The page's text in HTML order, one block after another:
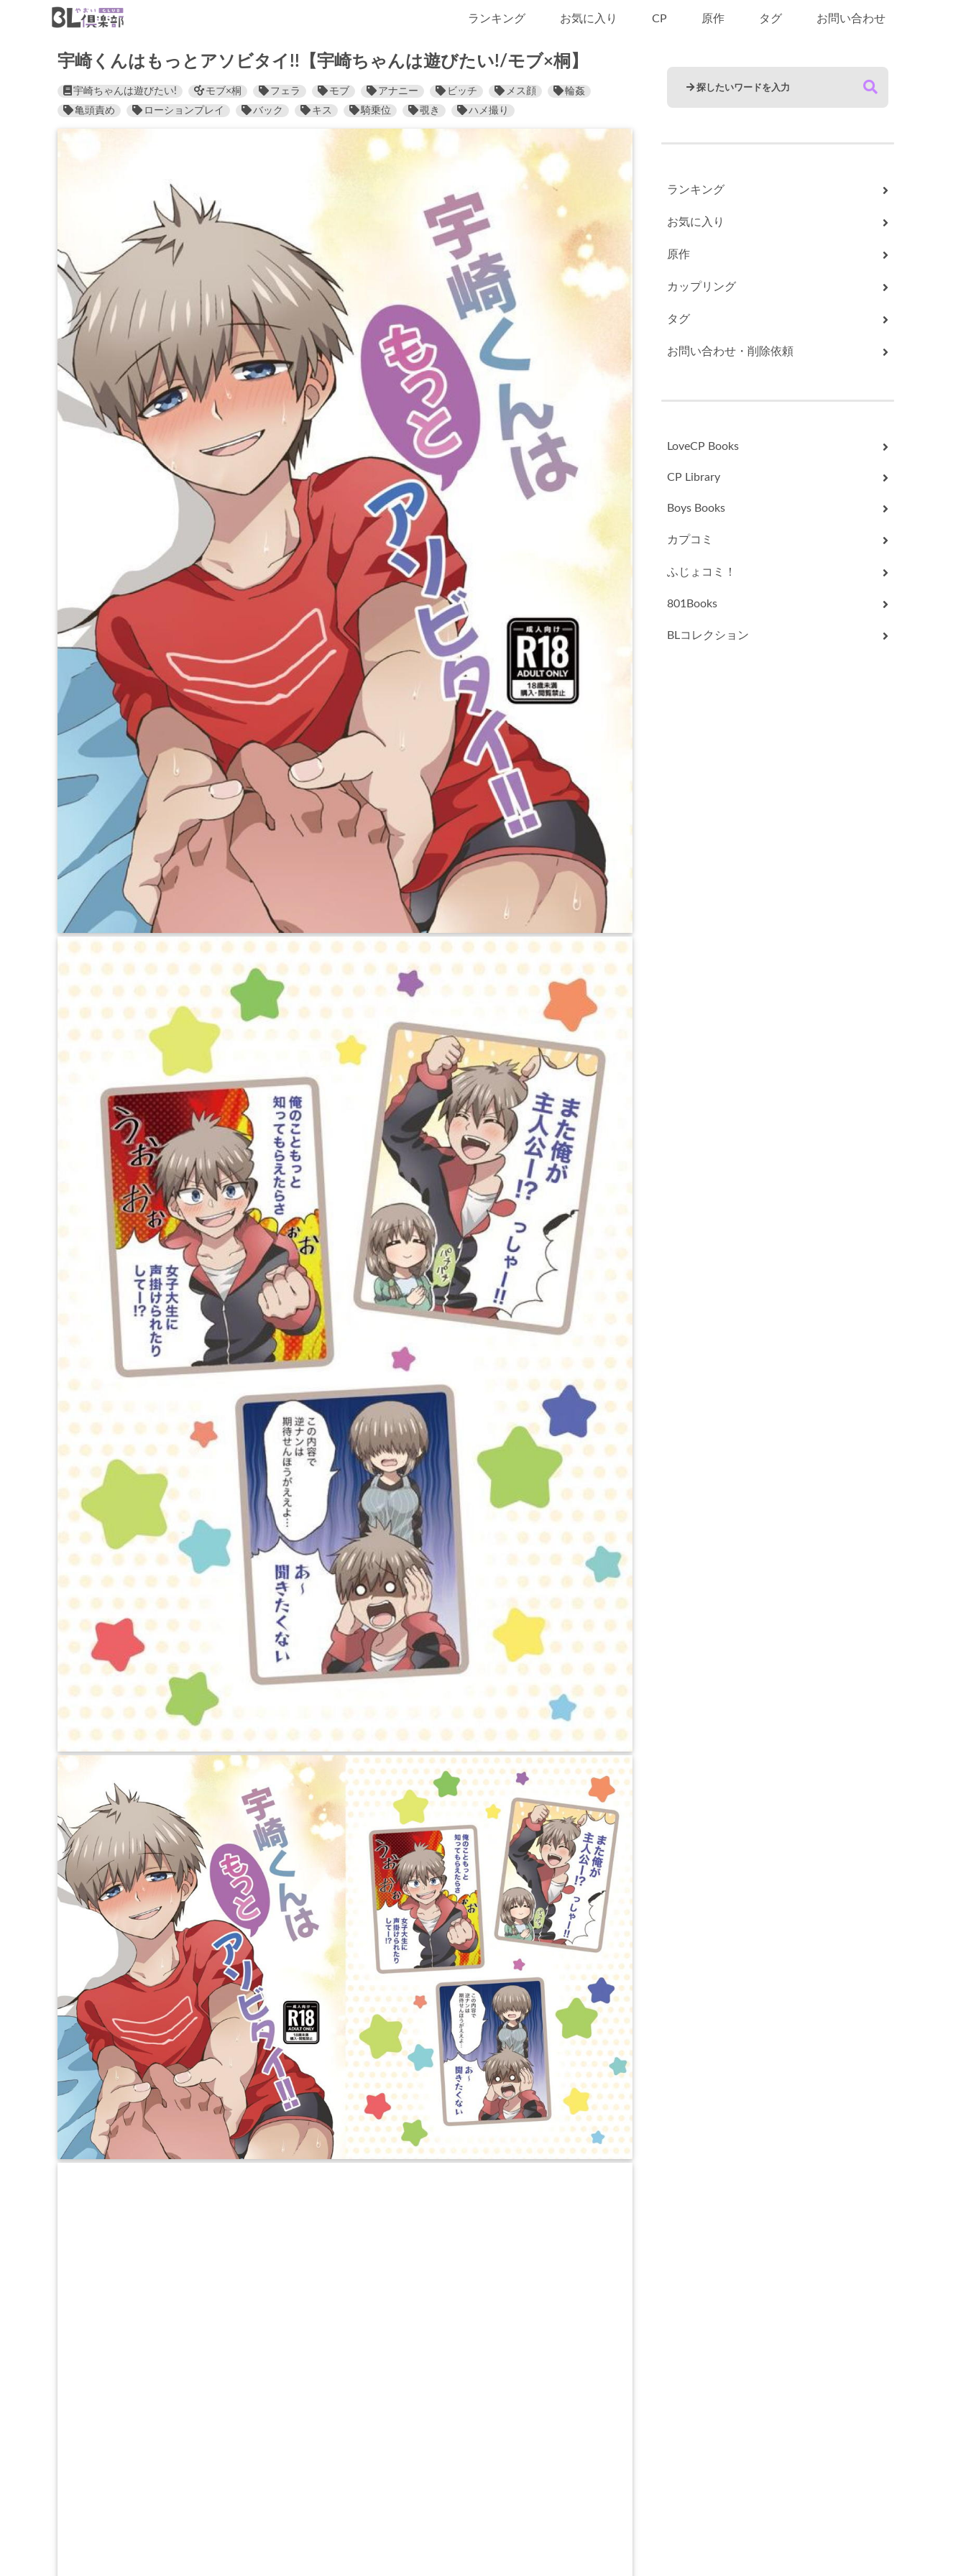
ランキング お気に入り CP 原作 タグ お問い合わせ
宇崎くんはもっとアソビタイ!!【宇崎ちゃんは遊びたい!/モブ×桐】
宇崎ちゃんは遊びたい! モブ×桐 フェラ モブ アナニー ビッチ メス顔
輪姦
亀頭責め
ローションプレイ バック キス 騎乗位 覗き ハメ撮り
ランキング
お気に入り
原作
カップリング
タグ
お問い合わせ・削除依頼
LoveCP Books
CP Library
Boys Books
カプコミ
ふじょコミ！
801Books
BLコレクション